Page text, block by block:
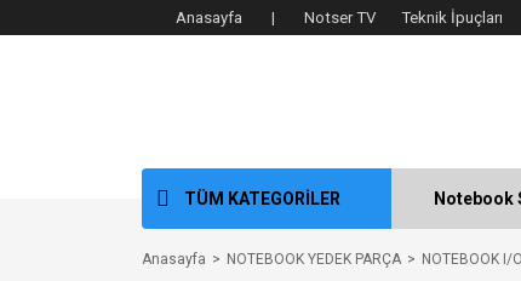
Anasayfa | Notser TV Teknik İpuçları
TÜM KATEGORİLER Notebook
Anasayfa NOTEBOOK YEDEK PARÇA NOTEBOOK I/